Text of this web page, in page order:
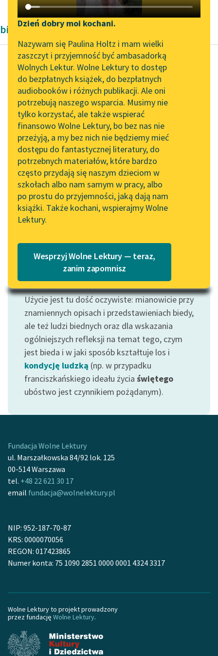
Katalog DAISY
Podkasty o książkach
Zgłoś brak utworu
Aktualności
Zapraszamy na spotkanie
online z tłumaczkami
literatury skandynawskiej
Spotkanie z Katarzyną
Tunkiel w Oslo
Wolne Lektury na 32.
Pol’and’Rock Festivalu
„Kochanek Lady
Chatterley” do słuchania
na Wolnych Lekturach
Nowy audiobook –
„Marzenie o Oriencie”
Lektury szkolne i klasyka
literatury do słuchania dla
uczennic i uczniów z
niepełnosprawnościami
E-kolekcja lektur
szkolnych i literatury do
słuchania dla uczennic i
uczniów z
niepełnosprawnościami
Feministyczne inspiracje.
feministycznej
Ręce pełne poezji
Kolekcje edukacyjne
twórców przechodzących
Starego Testamentu
Odkurzamy bohaterów
Narzędzia
Mapa Wolnych Lektur
Leśmianator
Przewodnik dla piszących i
czytających
API
OAI-PMH
Widget Wolnych Lektur
Przypisy
Katalog w formacie PDF
O nas
O projekcie
Dzień dobry moi kochani.
Nazywam się Paulina Holtz i mam wielki
zaszczyt i przyjemność być ambasadorką
Wolnych Lektur. Wolne Lektury to dostęp
do bezpłatnych książek, do bezpłatnych
audiobooków i różnych publikacji. Ale oni
potrzebują naszego wsparcia. Musimy nie
tylko korzystać, ale także wspierać
finansowo Wolne Lektury, bo bez nas nie
przeżyją, a my bez nich nie będziemy mieć
dostępu do fantastycznej literatury, do
potrzebnych materiałów, które bardzo
często przydają się naszym dzieciom w
szkołach albo nam samym w pracy, albo
po prostu do przyjemności, jaką dają nam
książki. Także kochani, wspierajmy Wolne
Lektury.
Wesprzyj Wolne Lektury — teraz,
zanim zapomnisz
biografie
Stefan Zweig
Homo eroticus
Że głupcom źle się
dzieje, uważa
Casanova za
najzupełniej w
porządku. Mądrym nie
dopomaga
wprawdzie...
Motyw: Bieda
Użycie jest tu dość oczywiste: mianowicie przy
znamiennych opisach i przedstawieniach biedy,
ale też ludzi biednych oraz dla wskazania
ogólniejszych refleksji na temat tego, czym
jest bieda i w jaki sposób kształtuje los i
kondycję ludzką (np. w przypadku
franciszkańskiego ideału życia świętego
ubóstwo jest czynnikiem pożądanym).
Fundacja Wolne Lektury
ul. Marszałkowska 84/92 lok. 125
00-514 Warszawa
tel. +48 22 621 30 17
email fundacja@wolnelektury.pl
NIP: 952-187-70-87
KRS: 0000070056
REGON: 017423865
Numer konta: 75 1090 2851 0000 0001 4324 3317
Wolne Lektury to projekt prowadzony
przez fundację Wolne Lektury.